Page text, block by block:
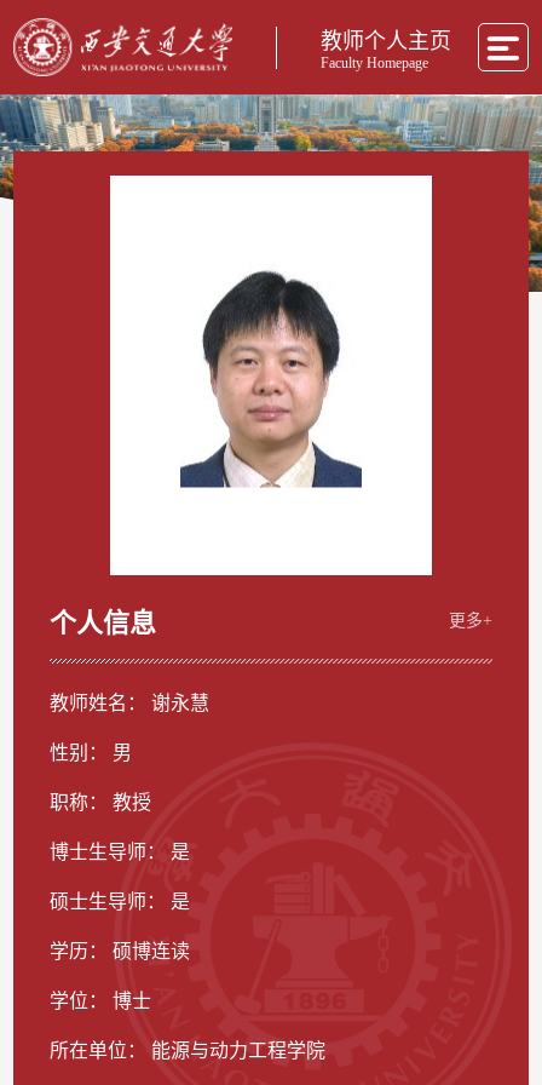
教师个人主页
Faculty Homepage
个人信息 更多+
教师姓名： 谢永慧
性别： 男
职称： 教授
博士生导师： 是
硕士生导师： 是
学历： 硕博连读
学位： 博士
所在单位： 能源与动力工程学院